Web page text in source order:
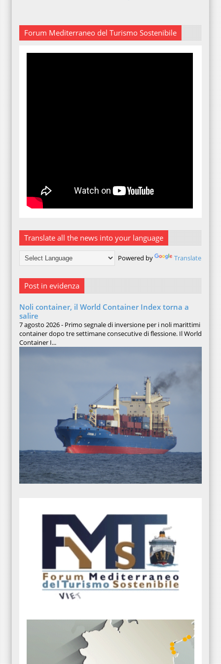
Forum Mediterraneo del Turismo Sostenibile
Translate all the news into your language
Powered by Translate
Post in evidenza
Noli container, il World Container Index torna a
salire
7 agosto 2026 - Primo segnale di inversione per i noli marittimi
container dopo tre settimane consecutive di flessione. Il World
Container I...